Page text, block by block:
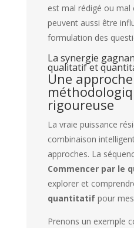
est mal rédigé ou mal
peuvent aussi être
formulation des
La synergie
qualitatif et
Une approche
rigoureuse
La vraie puissance
combinaison
approches. La
Commencer par le
explorer et
quantitatifpour
Prenons un exemple